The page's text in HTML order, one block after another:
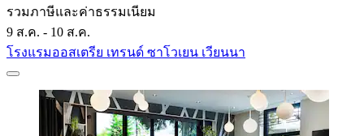
รวมภาษีและค่าธรรมเนียม
9 ส.ค. - 10 ส.ค.
โรงแรมออสเตรีย เทรนด์ ซาโวเยน เวียนนา